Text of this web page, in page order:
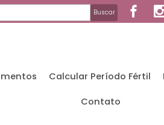
Calcular Período Fértil
Contato